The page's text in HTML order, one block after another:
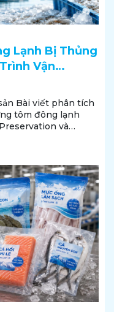
Lạnh Bị Thủng
Vận
Bài viết phân tích
tôm đông lạnh
và